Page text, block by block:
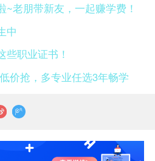
~老朋带新友，一起赚学费！
中
些职业证书！
价抢，多专业任选3年畅学